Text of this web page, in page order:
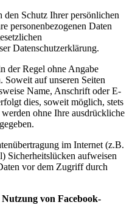
den Schutz Ihrer persönlichen
personenbezogenen Daten
Datenschutzerklärung.
der Regel ohne Angabe
Soweit auf unseren Seiten
Name, Anschrift oder E-
dies, soweit möglich, stets
ohne Ihre ausdrückliche
im Internet (z.B.
Sicherheitslücken aufweisen
vor dem Zugriff durch
von Facebook-